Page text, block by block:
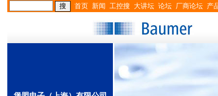
首页 新闻 工控搜 大讲坛 论坛 厂商论坛 产